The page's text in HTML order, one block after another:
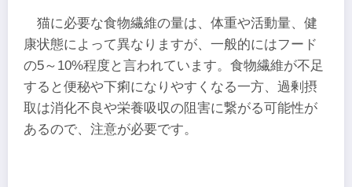
猫に必要な食物繊維の量は、体重や活動量、健
康状態によって異なりますが、一般的にはフード
の5～10%程度と言われています。食物繊維が不足
すると便秘や下痢になりやすくなる一方、過剰摂
取は消化不良や栄養吸収の阻害に繋がる可能性が
あるので、注意が必要です。